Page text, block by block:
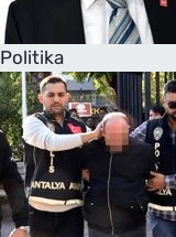
Politika